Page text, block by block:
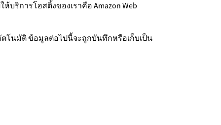
ริการโฮสติ้งของเราคือ Amazon Web
โนมัติ ข้อมูลต่อไปนี้จะถูกบันทึกหรือเก็บเป็น